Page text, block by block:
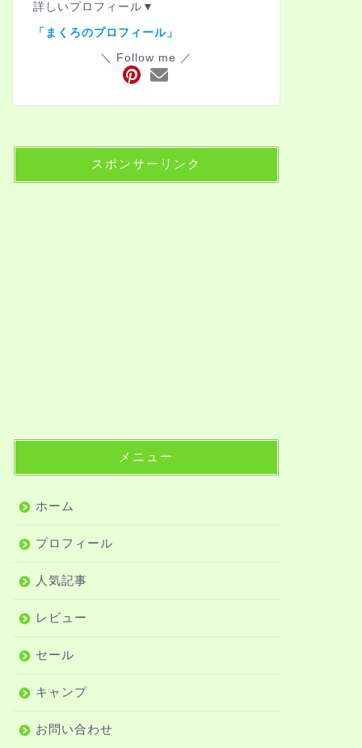
詳しいプロフィール▼
「まくろのプロフィール」
＼ Follow me ／
スポンサーリンク
メニュー
ホーム
プロフィール
人気記事
レビュー
セール
キャンプ
お問い合わせ